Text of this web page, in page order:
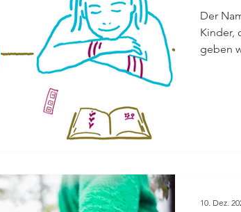
Der
Kinder,
geben
10. Dez.